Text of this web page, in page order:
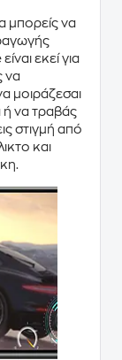
μπορείς να
είναι εκεί για
να
να μοιράζεσαι
να τραβάς
στιγμή από
και